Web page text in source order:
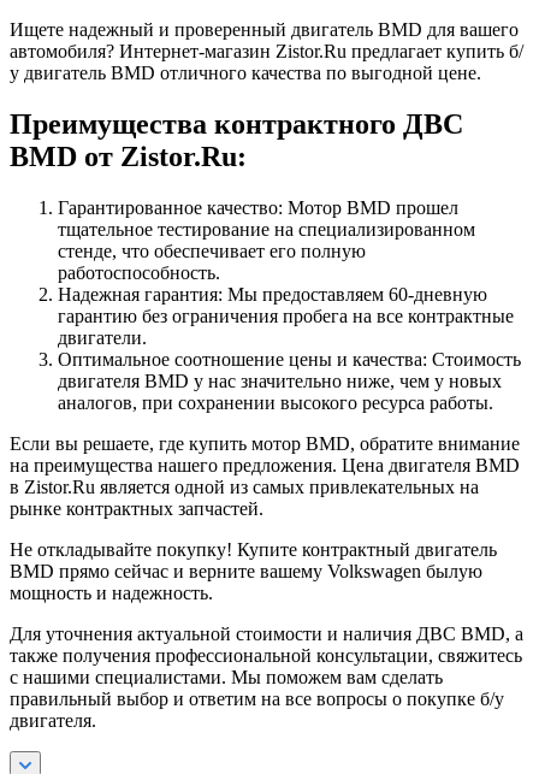
Ищете надежный и проверенный двигатель BMD для вашего
автомобиля? Интернет-магазин Zistor.Ru предлагает купить б/
у двигатель BMD отличного качества по выгодной цене.
Преимущества контрактного ДВС
BMD от Zistor.Ru:
Гарантированное качество: Мотор BMD прошел
тщательное тестирование на специализированном
стенде, что обеспечивает его полную
работоспособность.
Надежная гарантия: Мы предоставляем 60-дневную
гарантию без ограничения пробега на все контрактные
двигатели.
Оптимальное соотношение цены и качества: Стоимость
двигателя BMD у нас значительно ниже, чем у новых
аналогов, при сохранении высокого ресурса работы.
Если вы решаете, где купить мотор BMD, обратите внимание
на преимущества нашего предложения. Цена двигателя BMD
в Zistor.Ru является одной из самых привлекательных на
рынке контрактных запчастей.
Не откладывайте покупку! Купите контрактный двигатель
BMD прямо сейчас и верните вашему Volkswagen былую
мощность и надежность.
Для уточнения актуальной стоимости и наличия ДВС BMD, а
также получения профессиональной консультации, свяжитесь
с нашими специалистами. Мы поможем вам сделать
правильный выбор и ответим на все вопросы о покупке б/у
двигателя.